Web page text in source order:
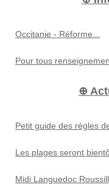
Occitanie - Réforme...
Pour tous
⊕
Petit guide des règles
Les plages seront
Midi Languedoc